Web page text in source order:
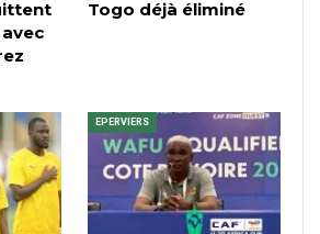
Togo déjà éliminé
EPERVIERS